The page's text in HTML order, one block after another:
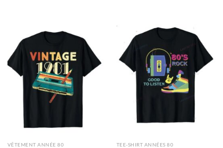
VÊTEMENT ANNÉE 80 TEE-SHIRT ANNÉES 80